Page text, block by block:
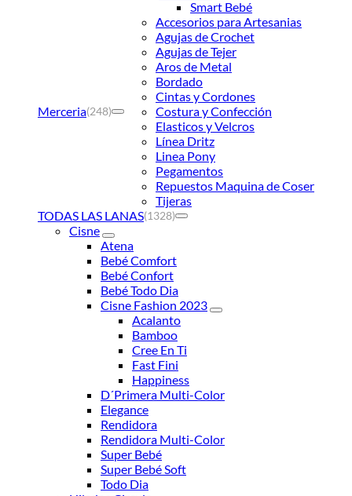
Smart Bebé
Merceria(248)
Accesorios para Artesanias
Agujas de Crochet
Agujas de Tejer
Aros de Metal
Bordado
Cintas y Cordones
Costura y Confección
Elasticos y Velcros
Línea Dritz
Linea Pony
Pegamentos
Repuestos Maquina de Coser
Tijeras
TODAS LAS LANAS(1328)
Cisne
Atena
Bebé Comfort
Bebé Confort
Bebé Todo Dia
Cisne Fashion 2023
Acalanto
Bamboo
Cree En Ti
Fast Fini
Happiness
D´Primera Multi-Color
Elegance
Rendidora
Rendidora Multi-Color
Super Bebé
Super Bebé Soft
Todo Dia